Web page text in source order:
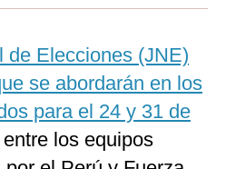
de Elecciones (JNE)
se abordarán en los
para el 24 y 31 de
los equipos